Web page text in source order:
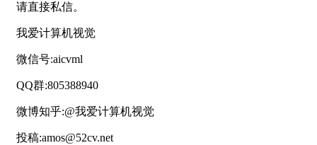
请直接私信。
我爱计算机视觉
微信号:aicvml
QQ群:805388940
微博知乎:@我爱计算机视觉
投稿:amos@52cv.net